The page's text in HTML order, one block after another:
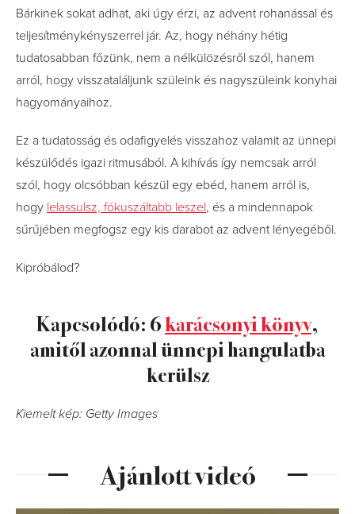
Bárkinek sokat adhat, aki úgy érzi, az advent rohanással és
teljesítménykényszerrel jár. Az, hogy néhány hétig
tudatosabban főzünk, nem a nélkülözésről szól, hanem
arról, hogy visszataláljunk szüleink és nagyszüleink konyhai
hagyományaihoz.
Ez a tudatosság és odafigyelés visszahoz valamit az ünnepi
készülődés igazi ritmusából. A kihívás így nemcsak arról
szól, hogy olcsóbban készül egy ebéd, hanem arról is,
hogy lelassulsz, fókuszáltabb leszel, és a mindennapok
sűrűjében megfogsz egy kis darabot az advent lényegéből.
Kipróbálod?
Kapcsolódó: 6karácsonyi könyv,
amitől azonnal ünnepi hangulatba
kerülsz
Kiemelt kép: Getty Images
Ajánlott videó